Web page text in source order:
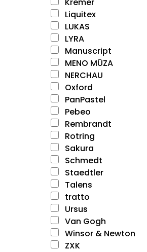
Liquitex
LUKAS
LYRA
Manuscript
MENO MŪZA
NERCHAU
Oxford
PanPastel
Pebeo
Rembrandt
Rotring
Sakura
Schmedt
Staedtler
Talens
tratto
Ursus
Van Gogh
Winsor & Newton
ZXK